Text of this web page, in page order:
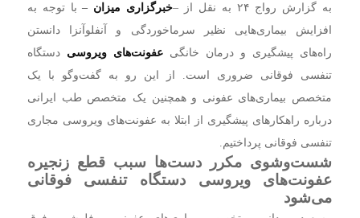
به گزارش رواج ۲۴ به نقل از – خبرگزاری میزان –با توجه به
افزایش بیماری‌هایی نظیر سرماخوردگی و آنفلوآنزا دانستن
راه‌های پیشگیری و درمان خانگیعفونت‌های ویروسی دستگاه
تنفسی فوقانی ضروری است. از این رو به گفت‌وگو با یک
متخصص بیماری‌های عفونی و همچنین یک متخصص طب ایرانی
درباره راهکار‌های پیشگیری از ابتلا به عفونت‌های ویروسی مجاری
تنفسی فوقانی پرداختیم.
شست‌وشوی مکرر دست‌ها سبب قطع زنجیره
عفونت‌های ویروسی دستگاه تنفسی فوقانی
می‌شود